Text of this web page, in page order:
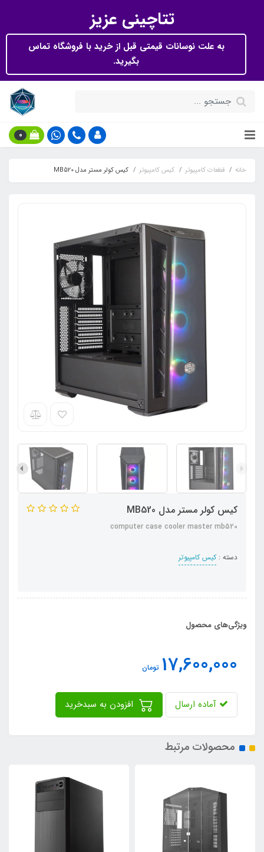
تتاچینی عزیز
به علت نوسانات قیمتی قبل از خرید با فروشگاه تماس
بگیرید.
0
خانه قطعات کامپیوتر کیس کامپیوتر کیس کولر مستر مدل MB520
کیس کولر مستر مدل MB520
computer case cooler master mb520
دسته :کیس کامپیوتر
ویژگی‌های محصول
17,600,000 تومان
آماده ارسال
محصولات مرتبط